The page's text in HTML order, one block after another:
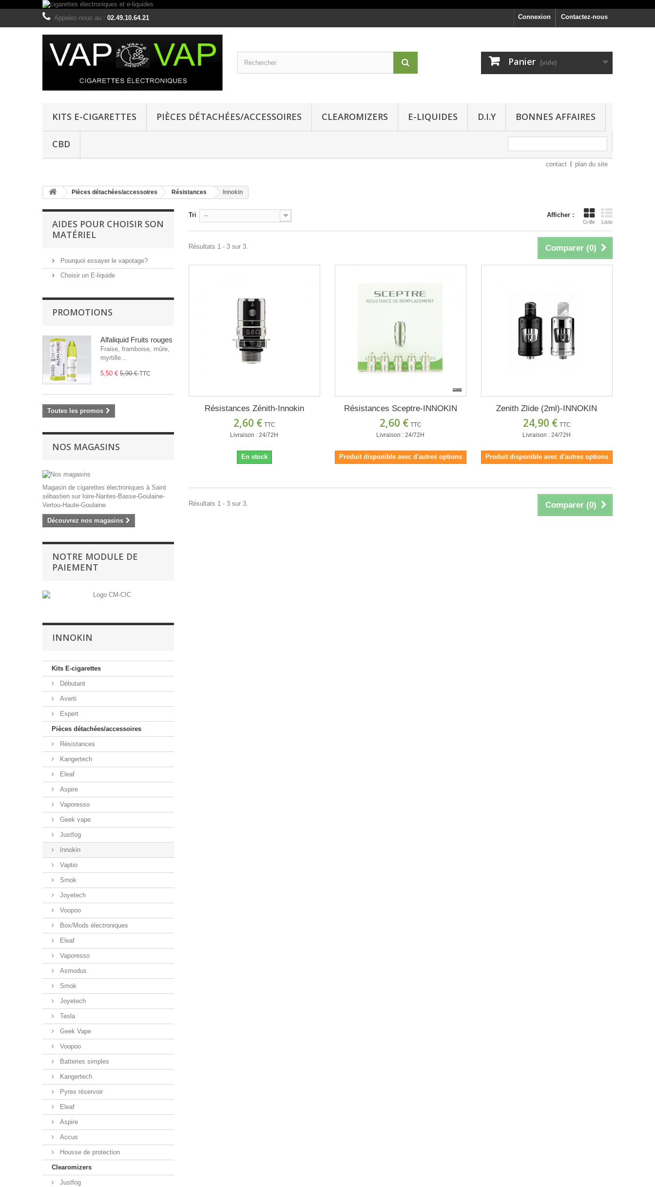
Contactez-nous
Appelez-nous au : 02.49.10.64.21 Connexion
Panier (vide)
KITS E-CIGARETTES PIÈCES DÉTACHÉES/ACCESSOIRES CLEAROMIZERS E-LIQUIDES D.I.Y BONNES AFFAIRES
CBD
contact plan du site
Pièces détachées/accessoires Résistances Innokin
AIDES POUR CHOISIR SON
MATÉRIEL
Pourquoi essayer le vapotage?
Choisir un E-liquide
PROMOTIONS
Alfaliquid Fruits rouges
Fraise, framboise, mûre,
myrtille...
5,50 € 5,90 €TTC
Toutes les promos
NOS MAGASINS
Magasin de cigarettes électroniques à Saint
sébastien sur loire-Nantes-Basse-Goulaine-
Vertou-Haute-Goulaine
Découvrez nos magasins
NOTRE MODULE DE
PAIEMENT
INNOKIN
Kits E-cigarettes
Débutant
Averti
Expert
Pièces détachées/accessoires
Résistances
Kangertech
Eleaf
Aspire
Vaporesso
Geek vape
Justfog
Innokin
Vaptio
Smok
Joyetech
Voopoo
Box/Mods électroniques
Eleaf
Vaporesso
Asmodus
Smok
Joyetech
Tesla
Geek Vape
Voopoo
Batteries simples
Kangertech
Pyrex réservoir
Eleaf
Aspire
Accus
Housse de protection
Clearomizers
Justfog
Afficher :
Grille Liste
Tri --
Comparer (0)
Résultats 1 - 3 sur 3.
Résistances Zénith-Innokin
2,60 € TTC
Livraison : 24/72H
En stock
Résistances Sceptre-INNOKIN
2,60 € TTC
Livraison : 24/72H
Produit disponible avec d'autres options
Zenith Zlide (2ml)-INNOKIN
24,90 € TTC
Livraison : 24/72H
Produit disponible avec d'autres options
Comparer (0)
Résultats 1 - 3 sur 3.